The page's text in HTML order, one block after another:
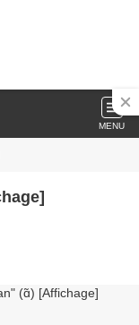
MENU